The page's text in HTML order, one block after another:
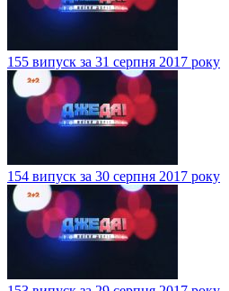
155 випуск за 31 серпня 2017 року
154 випуск за 30 серпня 2017 року